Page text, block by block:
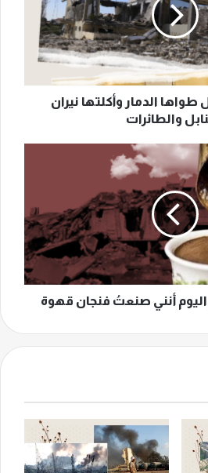
الدمار وأكلتها نيران
والطائرات
اليوم أنني صنعتُ فنجان قهوة